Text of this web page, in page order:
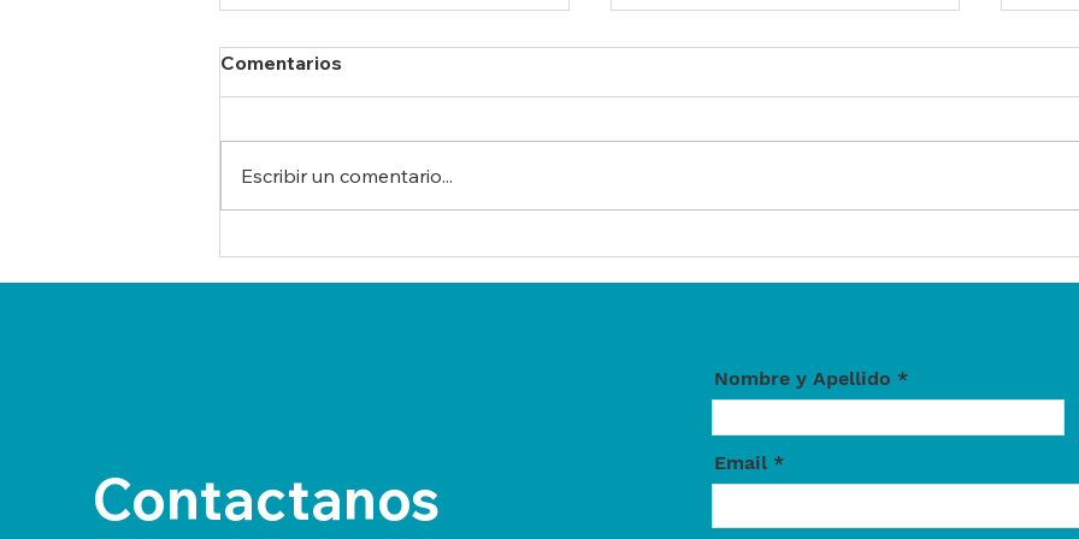
impulsan la creación de
ModESPar
de
Comentarios
Escribir un comentario...
Contactanos
Nombre y Apellido
Email